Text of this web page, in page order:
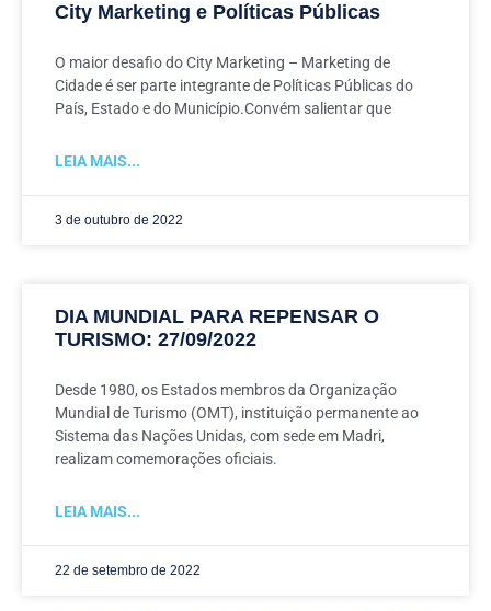
City Marketing e Políticas Públicas
O maior desafio do City Marketing – Marketing de
Cidade é ser parte integrante de Políticas Públicas do
País, Estado e do Município.Convém salientar que
LEIA MAIS...
3 de outubro de 2022
DIA MUNDIAL PARA REPENSAR O
TURISMO: 27/09/2022
Desde 1980, os Estados membros da Organização
Mundial de Turismo (OMT), instituição permanente ao
Sistema das Nações Unidas, com sede em Madri,
realizam comemorações oficiais.
LEIA MAIS...
22 de setembro de 2022